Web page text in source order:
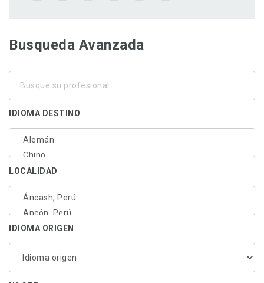
Busqueda Avanzada
profesional
IDIOMA DESTINO
LOCALIDAD
IDIOMA ORIGEN